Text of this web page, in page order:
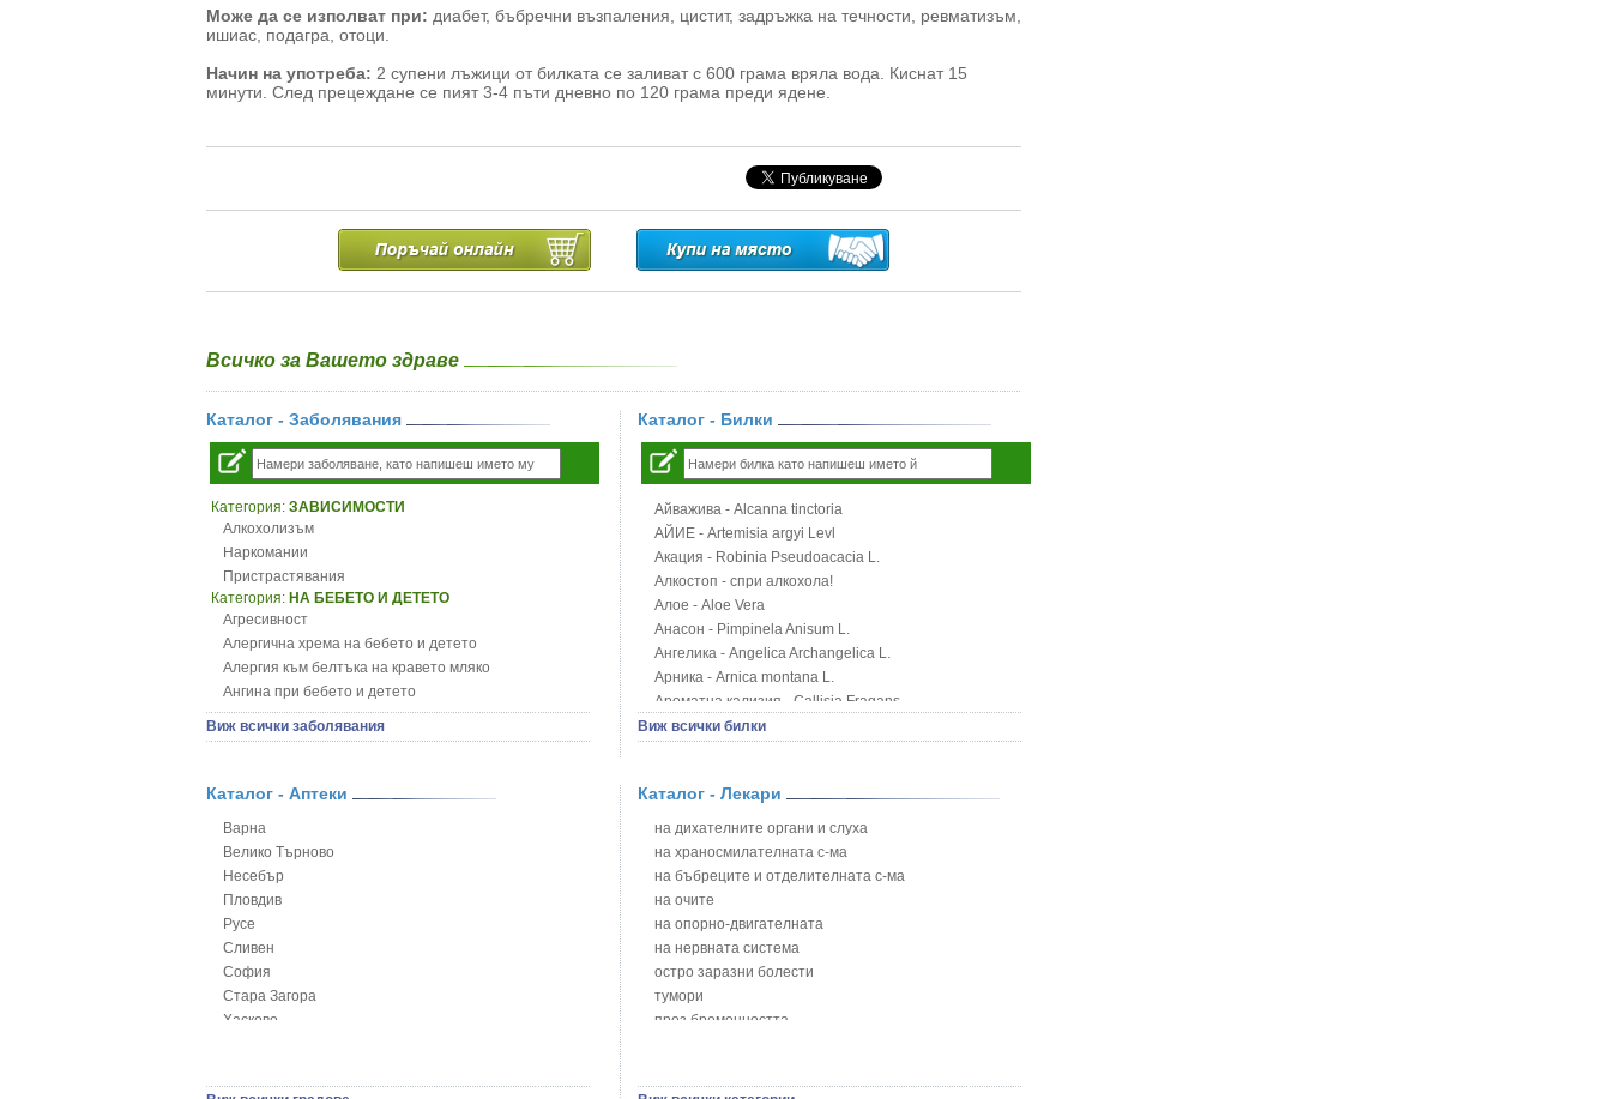
Може да се изполват при: диабет, бъбречни възпаления, цистит, задръжка на течности, ревматизъм,
ишиас, подагра, отоци.
Начин на употреба: 2 супени лъжици от билката се заливат с 600 грама вряла вода. Киснат 15
минути. След прецеждане се пият 3-4 пъти дневно по 120 грама преди ядене.
Всичко за Вашето здраве
Каталог - Заболявания
Категория: ЗАВИСИМОСТИ
Алкохолизъм
Наркомании
Пристрастявания
Категория: НА БЕБЕТО И ДЕТЕТО
Агресивност
Алергична хрема на бебето и детето
Алергия към белтъка на кравето мляко
Ангина при бебето и детето
Анемия при бебето и детето
Апетит - пълни деца
Безапетитие при бебето и детето
Бронхит и пневмония при деца
Варицела
Висока температура на бебето и детето
Възпаление на ушите на бебето и детето
Глисти
Грижа за пъпа на новороденото
Грип при бебето и детето
Гърч
Виж всички заболявания
Каталог - Билки
Айважива - Alcanna tinctoria
АЙИЕ - Artemisia argyi Levl
Акация - Robinia Pseudoacacia L.
Алкостоп - спри алкохола!
Алое - Aloe Vera
Анасон - Pimpinela Anisum L.
Ангелика - Angelica Archangelica L.
Арника - Arnica montana L.
Ароматна кализия - Callisia Fragans
Арония - Sorbus melanocorpa
Блатен аир - Acorus calamus L.
Блатен тъжник - Spirea ulmaria L.
Блян
Бобови шушулки - Phaseolus Vulgaris L.
Божур - Paeonia Decora
Борови връхчета - Pinus sylvestris
Босилек - Ocimum Basillicum
Брей - Tamus Communis
Брош - Rubia tinctorum L.
Бръшлян - Hedera helix L.
Бял имел - Viscum album L.
Виж всички билки
Каталог - Аптеки
Варна
Велико Търново
Несебър
Пловдив
Русе
Сливен
София
Стара Загора
Хасково
Каталог - Лекари
на дихателните органи и слуха
на храносмилателната с-ма
на бъбреците и отделителната с-ма
на очите
на опорно-двигателната
на нервната система
остро заразни болести
тумори
през бременността
сексуални проблеми